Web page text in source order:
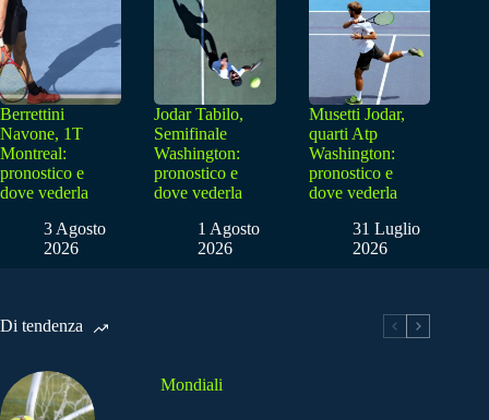
Berrettini
Navone, 1T
Montreal:
pronostico e
dove vederla
3 Agosto
2026
Jodar Tabilo,
Semifinale
Washington:
pronostico e
dove vederla
1 Agosto
2026
Musetti Jodar,
quarti Atp
Washington:
pronostico e
dove vederla
31 Luglio
2026
Di tendenza
Mondiali